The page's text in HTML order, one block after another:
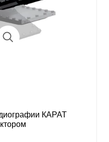
КАРАТ